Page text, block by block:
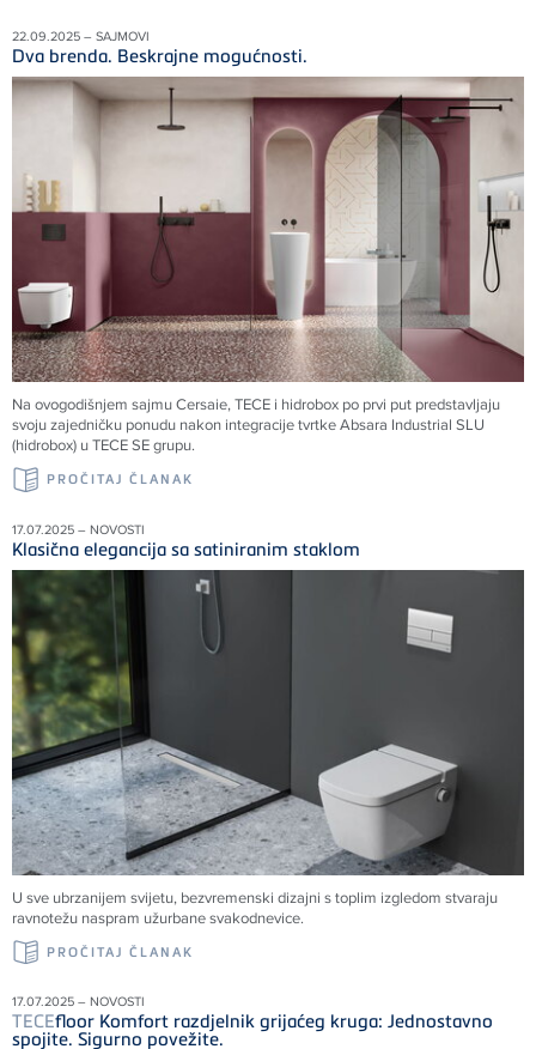
22.09.2025 – SAJMOVI
Dva brenda. Beskrajne mogućnosti.
Na ovogodišnjem sajmu Cersaie, TECE i hidrobox po prvi put predstavljaju
svoju zajedničku ponudu nakon integracije tvrtke Absara Industrial SLU
(hidrobox) u TECE SE grupu.
PROČITAJ ČLANAK
17.07.2025 – NOVOSTI
Klasična elegancija sa satiniranim staklom
U sve ubrzanijem svijetu, bezvremenski dizajni s toplim izgledom stvaraju
ravnotežu naspram užurbane svakodnevice.
PROČITAJ ČLANAK
17.07.2025 – NOVOSTI
TECEfloor Komfort razdjelnik grijaćeg kruga: Jednostavno
spojite. Sigurno povežite.